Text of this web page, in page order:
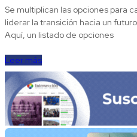
Se multiplican las opciones para
liderar la transición hacia un
Aquí, un listado de opciones
Leer más